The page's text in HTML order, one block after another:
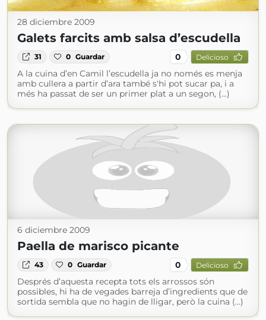
28 diciembre 2009
Galets farcits amb salsa d’escudella
31 0 Guardar 0 Delicioso
A la cuina d’en Camil l’escudella ja no només es menja
amb cullera a partir d’ara també s'hi pot sucar pa, i a
més ha passat de ser un primer plat a un segon, (...)
6 diciembre 2009
Paella de marisco picante
43 0 Guardar 0 Delicioso
Després d’aquesta recepta tots els arrossos són
possibles, hi ha de vegades barreja d’ingredients que de
sortida sembla que no hagin de lligar, però la cuina (...)